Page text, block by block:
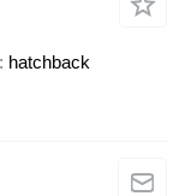
hatchback